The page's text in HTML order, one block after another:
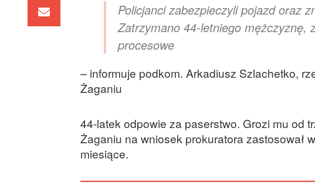
Policjanci zabezpieczyli pojazd oraz
Zatrzymano 44-letniego mężczyznę,
procesowe
– informuje podkom. Arkadiusz Szlachetko,
Żaganiu
44-latek odpowie za paserstwo. Grozi mu od
Żaganiu na wniosek prokuratora zastosował
miesiące.